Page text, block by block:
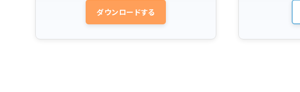
ダウンロードする